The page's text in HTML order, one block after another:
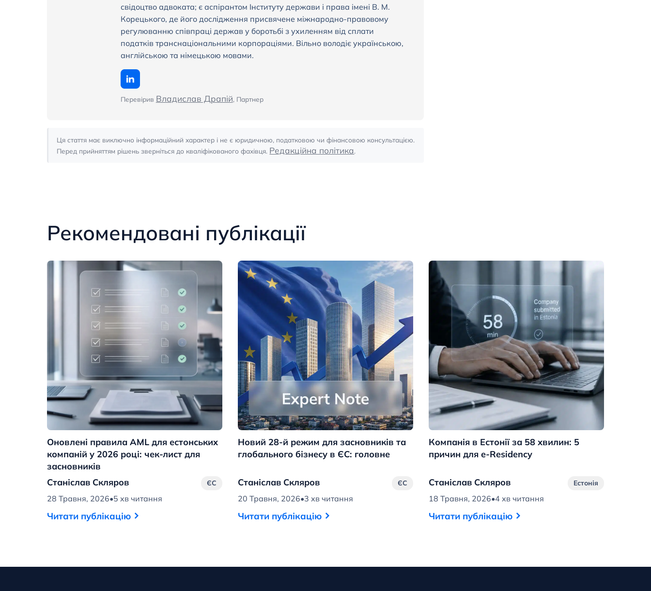
свідоцтво адвоката; є аспірантом Інституту держави і права імені В. М.
Корецького, де його дослідження присвячене міжнародно-правовому
регулюванню співпраці держав у боротьбі з ухиленням від сплати
податків транснаціональними корпораціями. Вільно володіє українською,
англійською та німецькою мовами.
Перевірив Владислав Драпій, Партнер
Ця стаття має виключно інформаційний характер і не є юридичною, податковою чи фінансовою консультацією.
Перед прийняттям рішень зверніться до кваліфікованого фахівця. Редакційна політика.
Рекомендовані публікації
Оновлені правила AML для естонських
компаній у 2026 році: чек-лист для
засновників
Станіслав Скляров
28 Травня, 2026•5 хв читання
ЄС
Читати публікацію
Новий 28-й режим для засновників та
глобального бізнесу в ЄС: головне
Станіслав Скляров
20 Травня, 2026•3 хв читання
ЄС
Читати публікацію
Компанія в Естонії за 58 хвилин: 5
причин для e-Residency
Станіслав Скляров
18 Травня, 2026•4 хв читання
Естонія
Читати публікацію